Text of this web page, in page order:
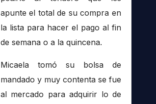
apunte el total de su compra en
la lista para hacer el pago al fin
de semana o a la quincena.
Micaela tomó su bolsa de
mandado y muy contenta se fue
al mercado para adquirir lo de